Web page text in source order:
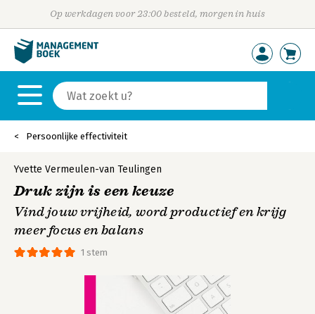
Op werkdagen voor 23:00 besteld, morgen in huis
Persoonlijke effectiviteit
1 stem
Yvette Vermeulen-van Teulingen
Druk zijn is een keuze
Vind jouw vrijheid, word productief en krijg
meer focus en balans